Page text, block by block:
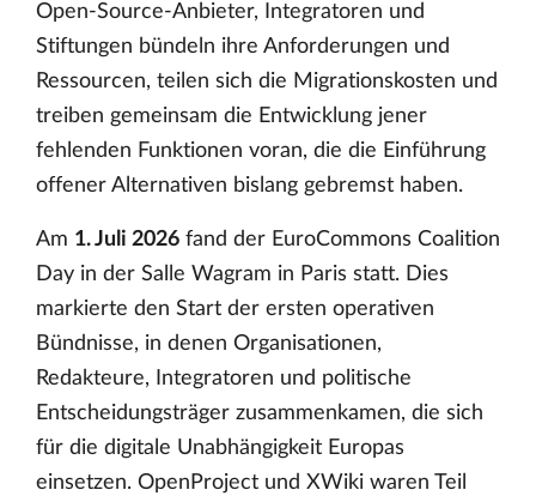
Open-Source-Anbieter, Integratoren und
Stiftungen bündeln ihre Anforderungen und
Ressourcen, teilen sich die Migrationskosten und
treiben gemeinsam die Entwicklung jener
fehlenden Funktionen voran, die die Einführung
offener Alternativen bislang gebremst haben.
Am 1. Juli 2026 fand der EuroCommons Coalition
Day in der Salle Wagram in Paris statt. Dies
markierte den Start der ersten operativen
Bündnisse, in denen Organisationen,
Redakteure, Integratoren und politische
Entscheidungsträger zusammenkamen, die sich
für die digitale Unabhängigkeit Europas
einsetzen. OpenProject und XWiki waren Teil